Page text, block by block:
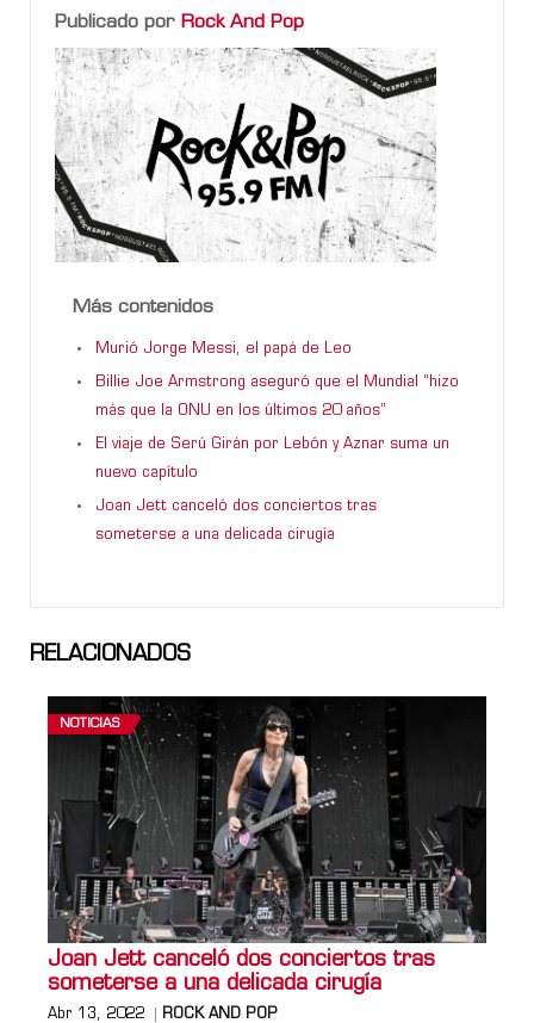
Publicado por Rock And Pop
Más contenidos
Murió Jorge Messi, el papá de Leo
Billie Joe Armstrong aseguró que el Mundial “hizo
más que la ONU en los últimos 20 años”
El viaje de Serú Girán por Lebón y Aznar suma un
nuevo capítulo
Joan Jett canceló dos conciertos tras
someterse a una delicada cirugía
RELACIONADOS
NOTICIAS
Joan Jett canceló dos conciertos tras
someterse a una delicada cirugía
Abr 13, 2022 ROCK AND POP